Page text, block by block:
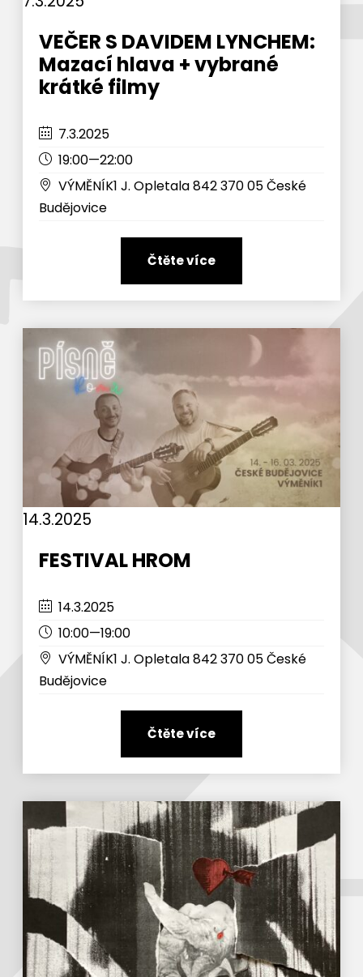
VEČER S DAVIDEM LYNCHEM:
Mazací hlava + vybrané
krátké filmy
7.3.2025
19:00—22:00
VÝMĚNÍK1 J. Opletala 842 370 05 České
Budějovice
Čtěte více
14.3.2025
FESTIVAL HROM
14.3.2025
10:00—19:00
VÝMĚNÍK1 J. Opletala 842 370 05 České
Budějovice
Čtěte více